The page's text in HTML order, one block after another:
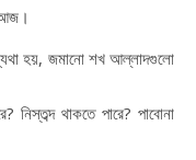
আজ।
হয়, জমানো শখ আল্লাদগুলো
থাকতে পারে? পাবোনা